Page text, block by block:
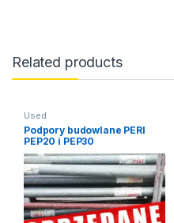
Related products
Used
Podpory budowlane PERI
PEP20 i PEP30